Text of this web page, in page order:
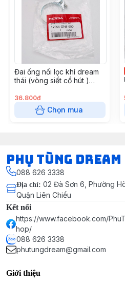
Đai ống nối lọc khí dream
thái (vòng siết cổ hút )
36.800đ
Chọn mua
Phụ Tùng Dream
088 626 3338
Địa chỉ: 02 Đà Sơn 6, Phường
Quận Liên Chiểu
Kết nối
https://www.facebook.com/
hop/
088 626 3338
phutungdream@gmail.com
Giới thiệu